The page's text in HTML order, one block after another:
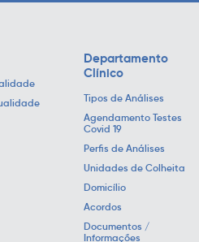
Departamento
Clínico
Tipos de Análises
Agendamento Testes
Covid 19
Perfis de Análises
Unidades de Colheita
Domicílio
Acordos
Documentos /
Informações